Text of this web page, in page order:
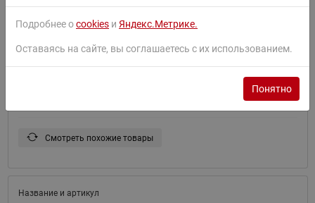
Смотреть похожие товары
NovoCon (НовоКон) кабель цифровой 10 м
Смотреть похожие товары
Подробнее оcookies и Яндекс.Метрике.
Оставаясь на сайте, вы соглашаетесь с их использованием.
Понятно